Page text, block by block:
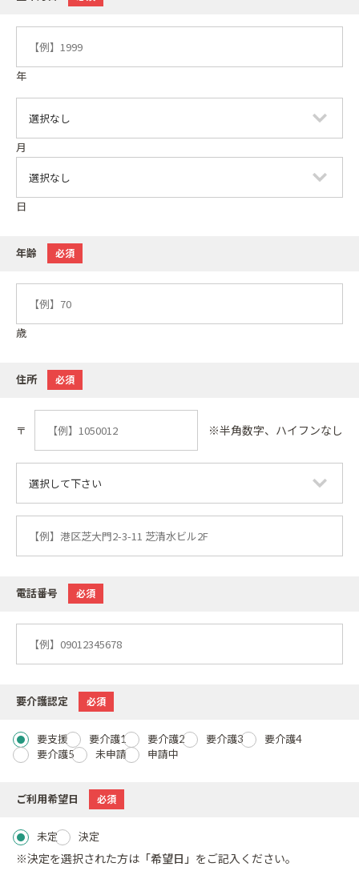
年
月
日
年齢 必須
歳
住所 必須
〒 ※半角数字、ハイフンなし
電話番号 必須
要介護認定 必須
要支援 要介護1 要介護2 要介護3
要介護4
要介護5
未申請 申請中
ご利用希望日 必須
未定 決定
※決定を選択された方は 「希望日」 をご記入ください。